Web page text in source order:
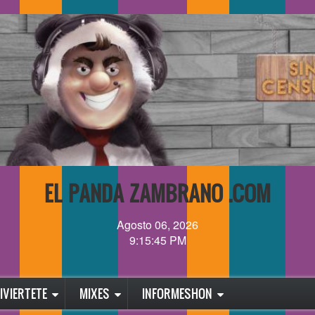
EL PANDA ZAMBRANO .COM
Agosto 06, 2026
9:15:45 PM
MIXES INFORMESHON